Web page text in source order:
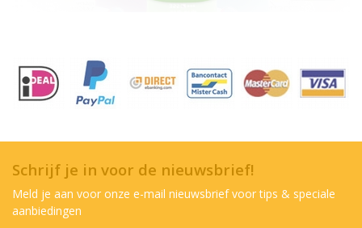
Schrijf je in voor de nieuwsbrief!
Meld je aan voor onze e-mail nieuwsbrief voor tips & speciale
aanbiedingen